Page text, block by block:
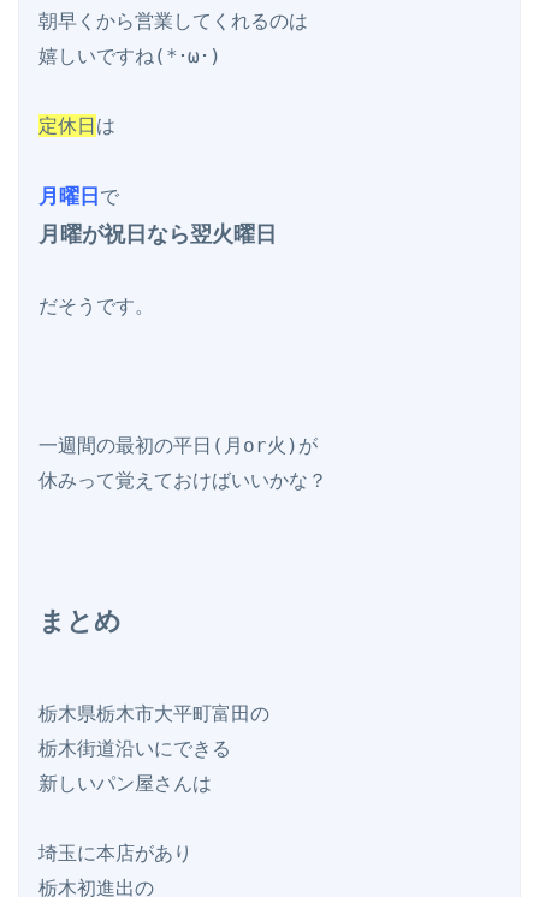
朝早くから営業してくれるのは
嬉しいですね(*･ω･)
定休日 は
月曜日
月曜が祝日なら翌火曜日
だそうです。
一週間の最初の平日(月or火)が
まとめ
栃木県栃木市大平町富田の
栃木街道沿いにできる
新しいパン屋さんは
埼玉に本店があり